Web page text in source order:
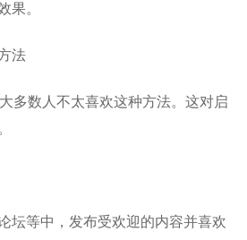
果。
法
多数人不太喜欢这种方法。这对启
坛等中，发布受欢迎的内容并喜欢